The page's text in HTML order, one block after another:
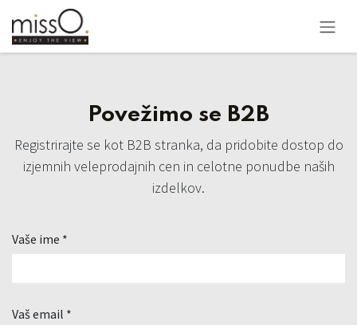
Skip to Content
Povežimo se B2B
Registrirajte se kot B2B stranka, da pridobite dostop do
izjemnih veleprodajnih cen in celotne ponudbe naših
izdelkov.
Vaše ime *
Vaš email *